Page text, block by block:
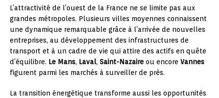
L’attractivité de l’ouest de la France ne se limite pas aux
grandes métropoles. Plusieurs villes moyennes connaissent
une dynamique remarquable grâce à l’arrivée de nouvelles
entreprises, au développement des infrastructures de
transport et à un cadre de vie qui attire des actifs en quête
d’équilibre. Le Mans, Laval, Saint-Nazaire ou encore Vannes
figurent parmi les marchés à surveiller de près.
La transition énergétique transforme aussi les opportunités